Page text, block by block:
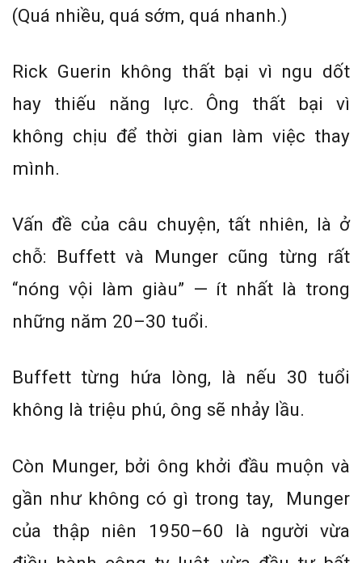
(Quá nhiều, quá sớm, quá nhanh.)
Rick Guerin không thất bại vì ngu dốt
hay thiếu năng lực. Ông thất bại vì
không chịu để thời gian làm việc thay
mình.
Vấn đề của câu chuyện, tất nhiên, là ở
chỗ: Buffett và Munger cũng từng rất
“nóng vội làm giàu” — ít nhất là trong
những năm 20–30 tuổi.
Buffett từng hứa lòng, là nếu 30 tuổi
không là triệu phú, ông sẽ nhảy lầu.
Còn Munger, bởi ông khởi đầu muộn và
gần như không có gì trong tay, Munger
của thập niên 1950–60 là người vừa